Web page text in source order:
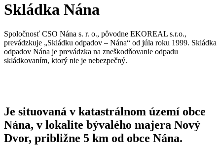
Skládka Nána
Spoločnosť CSO Nána s. r. o., pôvodne EKOREAL s.r.o.,
prevádzkuje „Skládku odpadov – Nána“ od júla roku 1999. Skládka
odpadov Nána je prevádzka na zneškodňovanie odpadu
skládkovaním, ktorý nie je nebezpečný.
Je situovaná v katastrálnom území obce
Nána, v lokalite bývalého majera Nový
Dvor, približne 5 km od obce Nána.